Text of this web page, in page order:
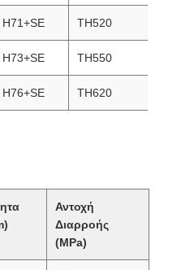
H71+SE TH520
H73+SE TH550
H76+SE TH620
Αντοχή
Διαρροής
(MPa)